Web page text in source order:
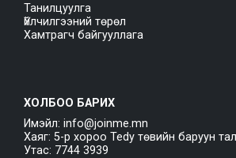
Танилцуулга
Үйлчилгээний төрөл
Хамтрагч байгууллага
ХОЛБОО БАРИХ
Имэйл: info@joinme.mn
Хаяг: 5-р хороо Tedy төвийн баруун
Утас: 7744 3939